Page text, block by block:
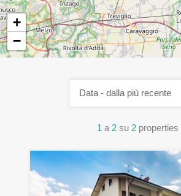
+
−
1 a 2 su 2 properties
Data - dalla più recente